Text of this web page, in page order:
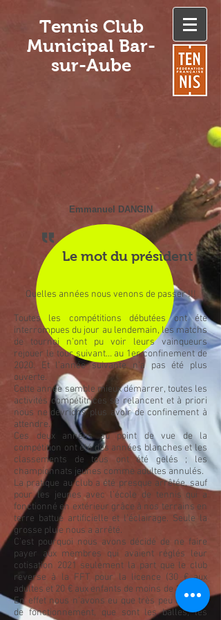
Tennis Club
Municipal Bar-
sur-Aube
Emmanuel DANGIN
Le mot du président
Quelles années nous venons de passer !!!
Toutes les compétitions débutées ont été
interrompues du jour au lendemain, les matchs
de tournoi n’ont pu voir leurs vainqueurs
rejouer le tour suivant… au 1er confinement de
2020. Et l’année suivante n’a pas été plus
ouverte.
Cette année semble mieux démarrer, toutes les
activités compétitrices se relancent et à priori
nous ne devrions plus avoir de confinement à
attendre.
Ces deux années au point de vue de la
compétition ont été des années blanches et les
classements de tous ont été gelés ; les
championnats jeunes comme adultes annulés.
La pratique au club a été presque arrêtée, sauf
pour les jeunes avec l’école de tennis qui a
fonctionné en extérieur grâce à nos terrains en
terre battue artificielle et l’éclairage. Seule la
grosse pluie nous a arrêté.
C’est pourquoi nous avons décidé de ne faire
payer aux membres qui avaient réglés leur
cotisation 2021 seulement la part que le club
reverse à la FFT pour la licence (30 € aux
adultes et 20 € aux enfants de moins de 18 ans).
En effet nous n’avons eu que très peu de frais
de fonctionnement, que sont les balles, les